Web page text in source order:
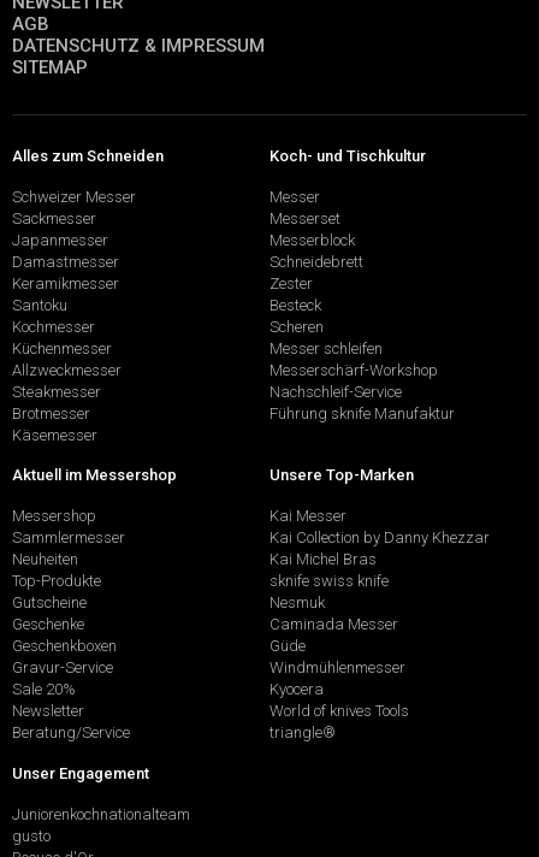
AGB
DATENSCHUTZ & IMPRESSUM
SITEMAP
Alles zum Schneiden
Schweizer Messer
Sackmesser
Japanmesser
Damastmesser
Keramikmesser
Santoku
Kochmesser
Küchenmesser
Allzweckmesser
Steakmesser
Brotmesser
Käsemesser
Koch- und Tischkultur
Messer
Messerset
Messerblock
Schneidebrett
Zester
Besteck
Scheren
Messer schleifen
Messerschärf-Workshop
Nachschleif-Service
Führung sknife Manufaktur
Aktuell im Messershop
Messershop
Sammlermesser
Neuheiten
Top-Produkte
Gutscheine
Geschenke
Geschenkboxen
Gravur-Service
Sale 20%
Newsletter
Beratung/Service
Unsere Top-Marken
Kai Messer
Kai Collection by Danny Khezzar
Kai Michel Bras
sknife swiss knife
Nesmuk
Caminada Messer
Güde
Windmühlenmesser
Kyocera
World of knives Tools
triangle®
Unser Engagement
Juniorenkochnationalteam
gusto